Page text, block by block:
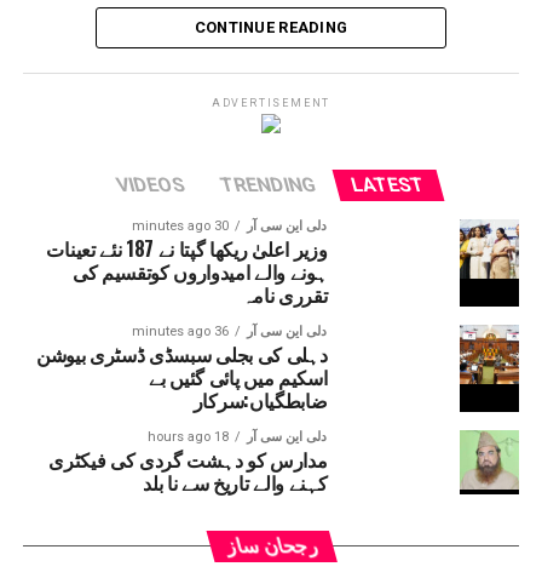
لئے الرٹ جاری کردیا ہے۔ حالانکہ جموں وکشمیر
میں لینڈ سلائڈنگ کی وجہ سے آمدورفت ٹھپ تھی لیکن
اب چھ دنوں کے بعد آمدورفت جاری ہوئی ہے۔
امرناتھ یاترا بھی شروع کردی گئی ہے۔
CONTINUE READING
ADVERTISEMENT
LATEST
TRENDING
VIDEOS
دلی این سی آر 30 minutes ago
وزیر اعلیٰ ریکھا گپتا نے 187 نئے تعینات
ہونے والے امیدواروں کوتقسیم کی
تقرری نامہ
دلی این سی آر 36 minutes ago
دہلی کی بجلی سبسڈی ڈسٹری بیوشن
اسکیم میں پائی گئیں بے
ضابطگیاں:سرکار
دلی این سی آر 18 hours ago
مدارس کو دہشت گردی کی فیکٹری
کہنے والے تاریخ سے نا بلد
رجحان ساز